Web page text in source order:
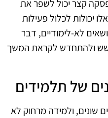
קצר יכול לשפר את
יכולות לכלול פעילות
לא-לימודיים, דבר
ולהתחדש לקראת המשך
של תלמידים
שונים, ולמידה מרחוק לא